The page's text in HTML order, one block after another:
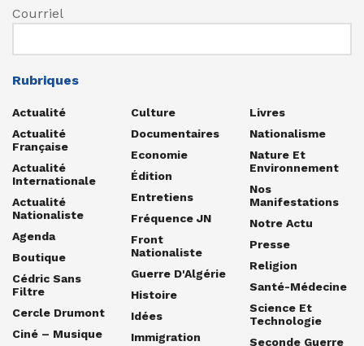
Courriel
Rubriques
Actualité
Actualité
Française
Actualité
Internationale
Actualité
Nationaliste
Agenda
Boutique
Cédric Sans
Filtre
Cercle Drumont
Ciné – Musique
Culture
Documentaires
Economie
Édition
Entretiens
Fréquence JN
Front
Nationaliste
Guerre D'Algérie
Histoire
Idées
Immigration
Livres
Nationalisme
Nature Et
Environnement
Nos
Manifestations
Notre Actu
Presse
Religion
Santé-Médecine
Science Et
Technologie
Seconde Guerre